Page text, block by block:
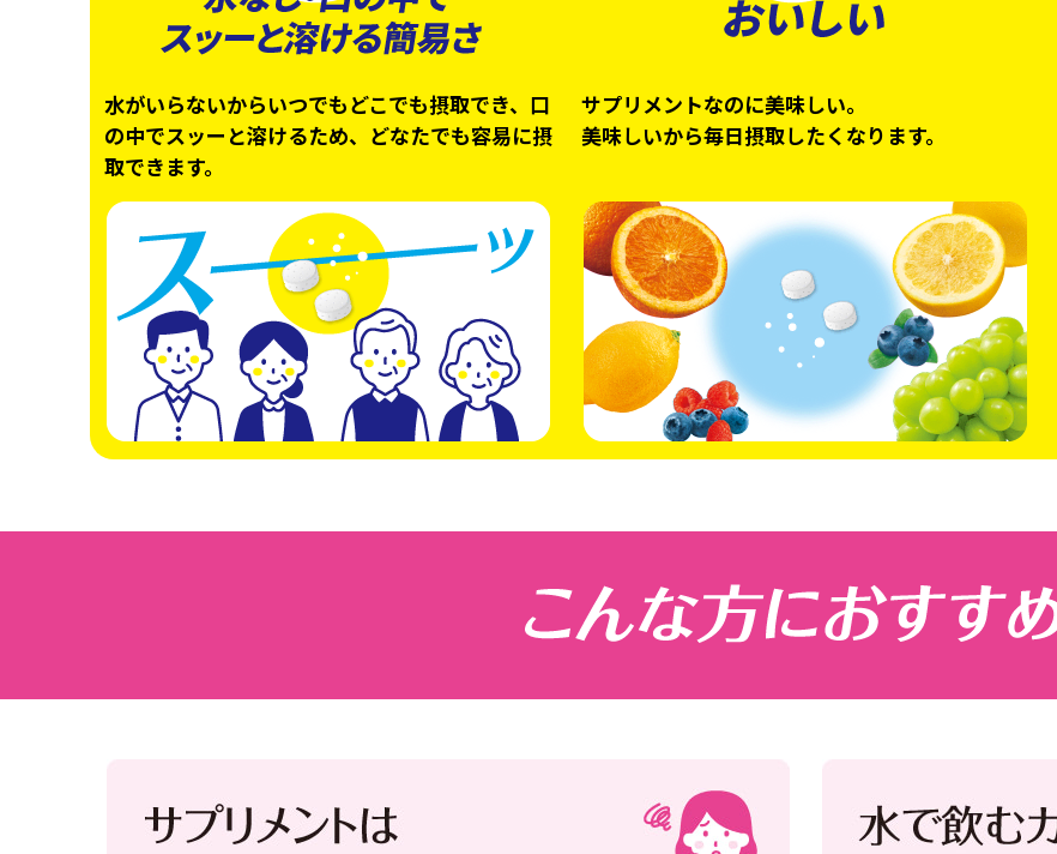
水がいらないからいつでもどこでも摂取でき、口
の中でスッーと溶けるため、どなたでも容易に摂
取できます。
サプリメントなのに美味しい。
美味しいから毎日摂取したくなります。